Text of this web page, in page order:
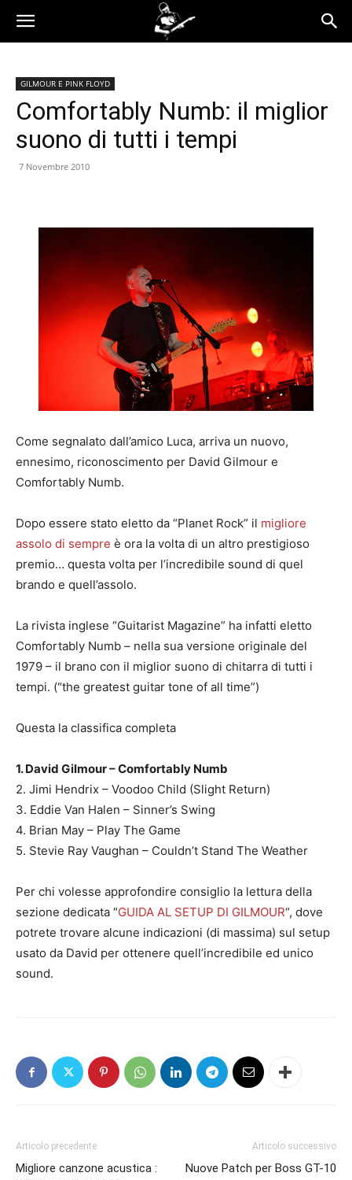
GILMOUR E PINK FLOYD
Comfortably Numb: il miglior
suono di tutti i tempi
7 Novembre 2010
Come segnalato dall’amico Luca, arriva un nuovo,
ennesimo, riconoscimento per David Gilmour e
Comfortably Numb.
Dopo essere stato eletto da “Planet Rock” il migliore
assolo di sempre è ora la volta di un altro prestigioso
premio… questa volta per l’incredibile sound di quel
brando e quell’assolo.
La rivista inglese “Guitarist Magazine” ha infatti eletto
Comfortably Numb – nella sua versione originale del
1979 – il brano con il miglior suono di chitarra di tutti i
tempi. (“the greatest guitar tone of all time”)
Questa la classifica completa
1. David Gilmour – Comfortably Numb
2. Jimi Hendrix – Voodoo Child (Slight Return)
3. Eddie Van Halen – Sinner’s Swing
4. Brian May – Play The Game
5. Stevie Ray Vaughan – Couldn’t Stand The Weather
Per chi volesse approfondire consiglio la lettura della
sezione dedicata “GUIDA AL SETUP DI GILMOUR“, dove
potrete trovare alcune indicazioni (di massima) sul setup
usato da David per ottenere quell’incredibile ed unico
sound.
Articolo precedente
Migliore canzone acustica :
Articolo successivo
Nuove Patch per Boss GT-10